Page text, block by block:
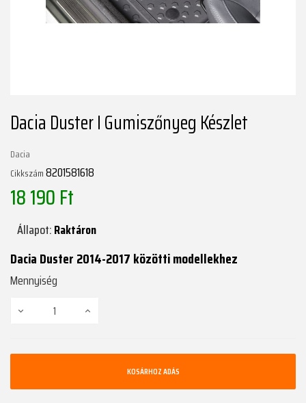
Dacia Duster I Gumiszőnyeg Készlet
Dacia
Cikkszám8201581618
18 190 Ft
Állapot:Raktáron
Dacia Duster 2014-2017 közötti modellekhez
Mennyiség
KOSÁRHOZ ADÁS